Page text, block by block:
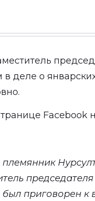
деле о
Facebook
племянник
был приговорен